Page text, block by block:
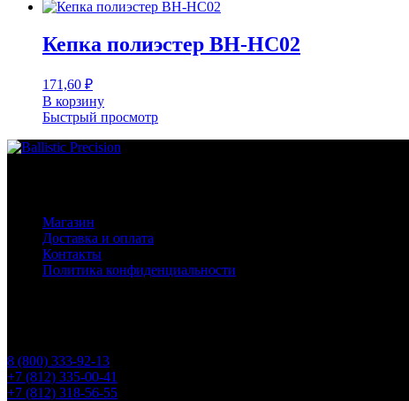
Кепка полиэстер BH-HC02
171,60 ₽
В корзину
Быстрый просмотр
Магазин
Доставка и оплата
Контакты
Политика конфиденциальности
8 (800) 333-92-13
+7 (812) 335-00-41
+7 (812) 318-56-55